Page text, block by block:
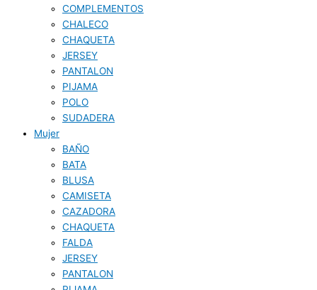
COMPLEMENTOS
CHALECO
CHAQUETA
JERSEY
PANTALON
PIJAMA
POLO
SUDADERA
Mujer
BAÑO
BATA
BLUSA
CAMISETA
CAZADORA
CHAQUETA
FALDA
JERSEY
PANTALON